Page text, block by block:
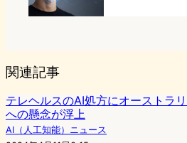
関連記事
テレヘルスのAI処方にオーストラ
への懸念が浮上
AI（人工知能）ニュース